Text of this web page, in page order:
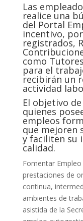
Las
realice una
del Portal
incentivo,
registrados,
como
para el
recibirán un
actividad
El objetivo
quienes
empleos
que mejoren
y faciliten su
calidad.
Fomentar
prestaciones de
continua,
ambientes de
asistida de la